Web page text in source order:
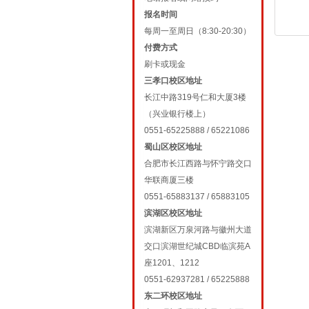
报名时间
每周一至周日（8:30-20:30）
付费方式
刷卡或现金
三孝口校区地址
长江中路319号仁和大厦3楼
（兴业银行楼上）
0551-65225888 / 65221086
蜀山区校区地址
合肥市长江西路与怀宁路交口
华联商厦三楼
0551-65883137 / 65883105
滨湖区校区地址
滨湖新区万泉河路与徽州大道
交口滨湖世纪城CBD临滨苑A
座1201、1212
0551-62937281 / 65225888
东二环校区地址